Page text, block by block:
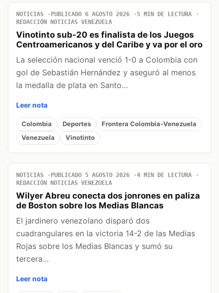
NOTICIAS PUBLICADO 6 AGOSTO 2026
5 MIN DE LECTURA
REDACCIÓN NOTICIAS VENEZUELA
Vinotinto sub-20 es finalista de los Juegos
Centroamericanos y del Caribe y va por el oro
La selección nacional venció 1-0 a Colombia con
gol de Sebastián Hernández y aseguró al menos
la medalla de plata en Santo…
Leer nota
Colombia Deportes
Frontera Colombia-Venezuela
Venezuela
Vinotinto
NOTICIAS PUBLICADO 5 AGOSTO 2026
4 MIN DE LECTURA
REDACCIÓN NOTICIAS VENEZUELA
Wilyer Abreu conecta dos jonrones en paliza
de Boston sobre los Medias Blancas
El jardinero venezolano disparó dos
cuadrangulares en la victoria 14-2 de las Medias
Rojas sobre los Medias Blancas y sumó su
tercera…
Leer nota